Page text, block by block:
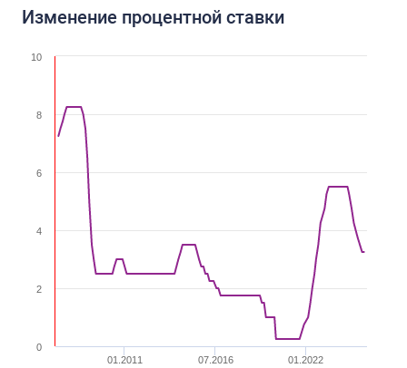
Изменение процентной ставки
01.2011 07.2016 01.2022
0
2
4
6
8
10